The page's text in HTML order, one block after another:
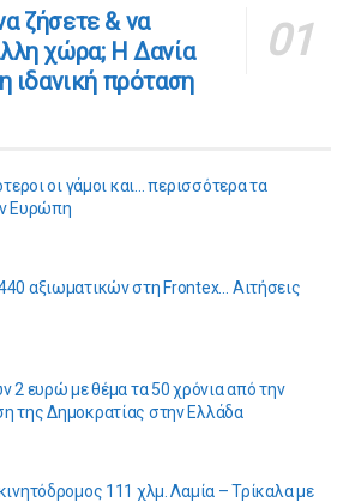
ζήσετε & να
χώρα; Η Δανία
ιδανική πρόταση
οι γάμοι και… περισσότερα τα
Ευρώπη
αξιωματικών στη Frontex… Αιτήσεις
2 ευρώ με θέμα τα 50 χρόνια από την
της Δημοκρατίας στην Ελλάδα
111 χλμ. Λαμία – Τρίκαλα με